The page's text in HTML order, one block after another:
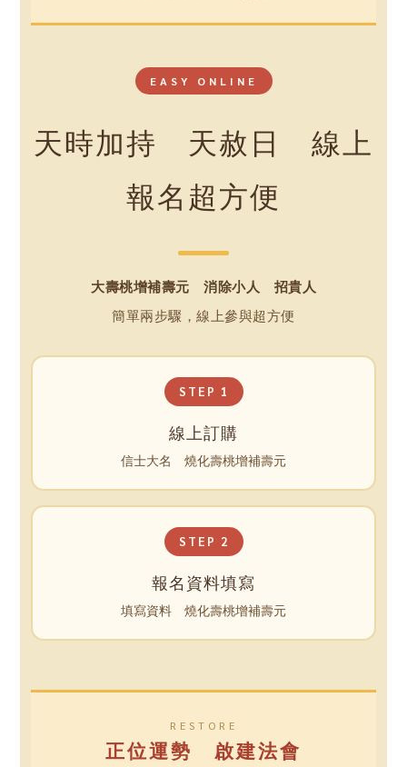
EASY ONLINE
天時加持 天赦日 線上
報名超方便
大壽桃增補壽元 消除小人 招貴人
簡單兩步驟，線上參與超方便
STEP 1
線上訂購
信士大名 燒化壽桃增補壽元
STEP 2
報名資料填寫
填寫資料 燒化壽桃增補壽元
RESTORE
正位運勢 啟建法會